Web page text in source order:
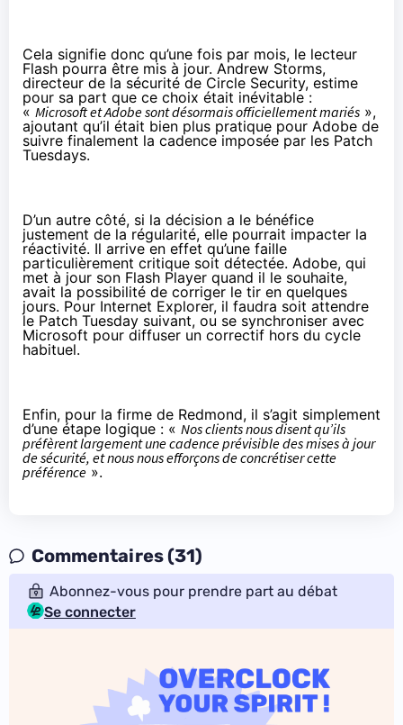
Cela signifie donc qu’une fois par mois, le lecteur
Flash pourra être mis à jour. Andrew Storms,
directeur de la sécurité de Circle Security, estime
pour sa part que ce choix était inévitable :
« Microsoft et Adobe sont désormais officiellement mariés »,
ajoutant qu’il était bien plus pratique pour Adobe de
suivre finalement la cadence imposée par les Patch
Tuesdays.
D’un autre côté, si la décision a le bénéfice
justement de la régularité, elle pourrait impacter la
réactivité. Il arrive en effet qu’une faille
particulièrement critique soit détectée. Adobe, qui
met à jour son Flash Player quand il le souhaite,
avait la possibilité de corriger le tir en quelques
jours. Pour Internet Explorer, il faudra soit attendre
le Patch Tuesday suivant, ou se synchroniser avec
Microsoft pour diffuser un correctif hors du cycle
habituel.
Enfin, pour la firme de Redmond, il s’agit simplement
d’une étape logique : « Nos clients nous disent qu’ils
préfèrent largement une cadence prévisible des mises à jour
de sécurité, et nous nous efforçons de concrétiser cette
préférence ».
Commentaires (31)
Abonnez-vous pour prendre part au débat
Se connecter